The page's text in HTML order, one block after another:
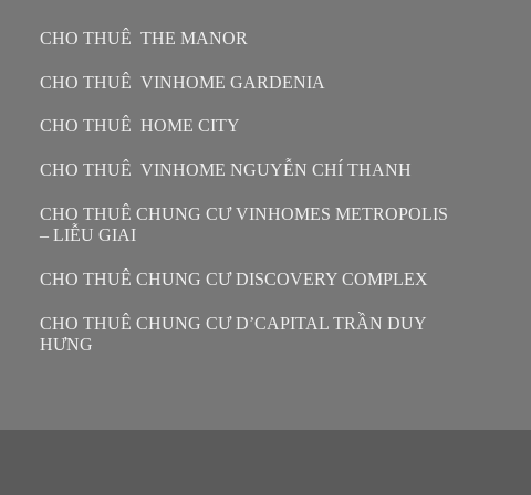
CHO THUÊ THE MANOR
CHO THUÊ VINHOME GARDENIA
CHO THUÊ HOME CITY
CHO THUÊ VINHOME NGUYỄN CHÍ THANH
CHO THUÊ CHUNG CƯ VINHOMES METROPOLIS
– LIỄU GIAI
CHO THUÊ CHUNG CƯ DISCOVERY COMPLEX
CHO THUÊ CHUNG CƯ D’CAPITAL TRẦN DUY
HƯNG